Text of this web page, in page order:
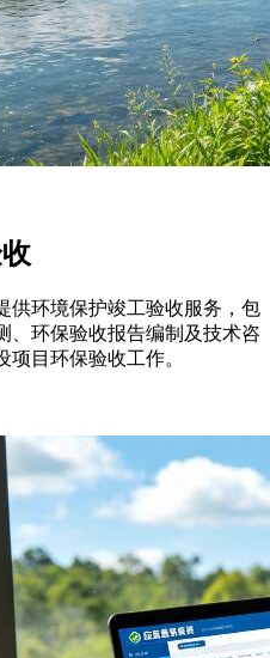
供环境保护竣工验收服务，包
、环保验收报告编制及技术咨
目环保验收工作。